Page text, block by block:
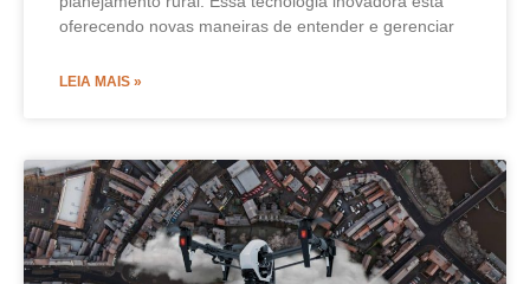
oferecendo novas maneiras de entender e gerenciar
LEIA MAIS »